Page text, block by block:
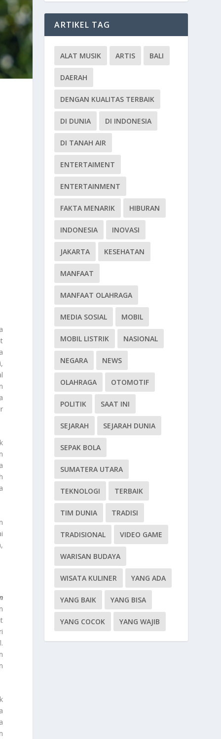
ARTIKEL TAG
ALAT MUSIK ARTIS BALI
DAERAH
DENGAN KUALITAS TERBAIK
DI DUNIA DI INDONESIA
DI TANAH AIR
ENTERTAIMENT
ENTERTAINMENT
FAKTA MENARIK HIBURAN
INDONESIA INOVASI
JAKARTA KESEHATAN
MANFAAT
MANFAAT OLAHRAGA
MEDIA SOSIAL MOBIL
MOBIL LISTRIK NASIONAL
NEGARA NEWS
OLAHRAGA OTOMOTIF
POLITIK SAAT INI
SEJARAH SEJARAH DUNIA
SEPAK BOLA
SUMATERA UTARA
TEKNOLOGI TERBAIK
TIM DUNIA TRADISI
TRADISIONAL VIDEO GAME
WARISAN BUDAYA
WISATA KULINER YANG ADA
YANG BAIK YANG BISA
YANG COCOK YANG WAJIB